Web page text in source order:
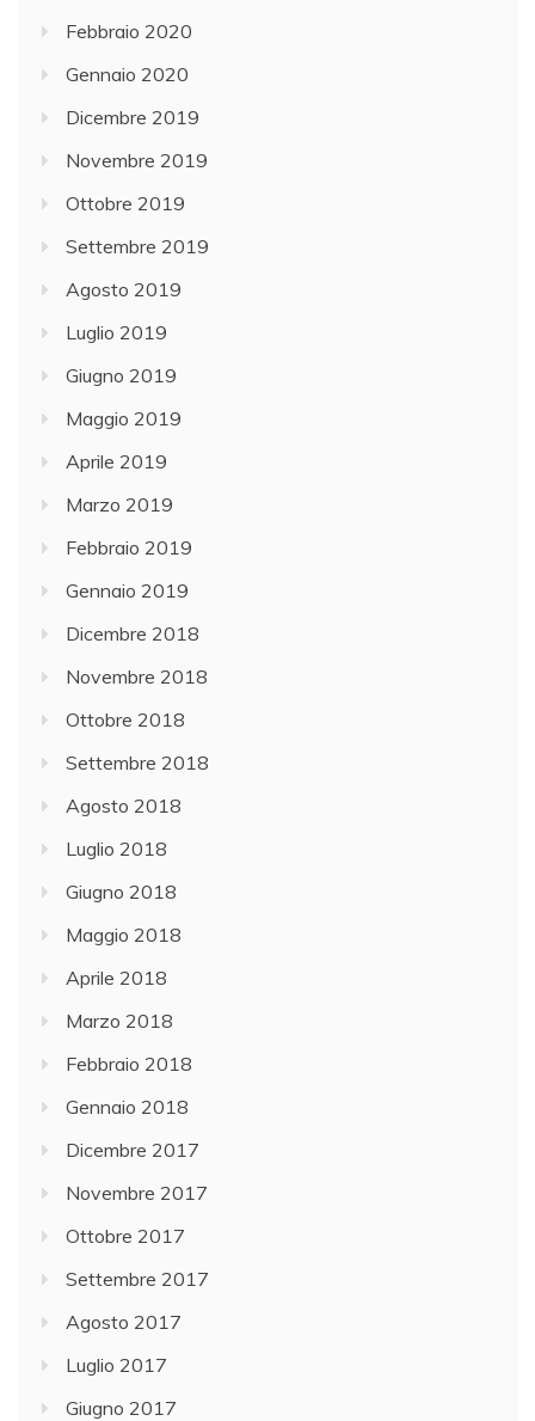
Febbraio 2020
Gennaio 2020
Dicembre 2019
Novembre 2019
Ottobre 2019
Settembre 2019
Agosto 2019
Luglio 2019
Giugno 2019
Maggio 2019
Aprile 2019
Marzo 2019
Febbraio 2019
Gennaio 2019
Dicembre 2018
Novembre 2018
Ottobre 2018
Settembre 2018
Agosto 2018
Luglio 2018
Giugno 2018
Maggio 2018
Aprile 2018
Marzo 2018
Febbraio 2018
Gennaio 2018
Dicembre 2017
Novembre 2017
Ottobre 2017
Settembre 2017
Agosto 2017
Luglio 2017
Giugno 2017